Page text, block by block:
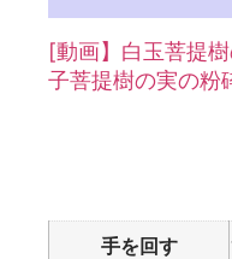
[動画】白玉菩提
子菩提樹の実の粉
手を回す